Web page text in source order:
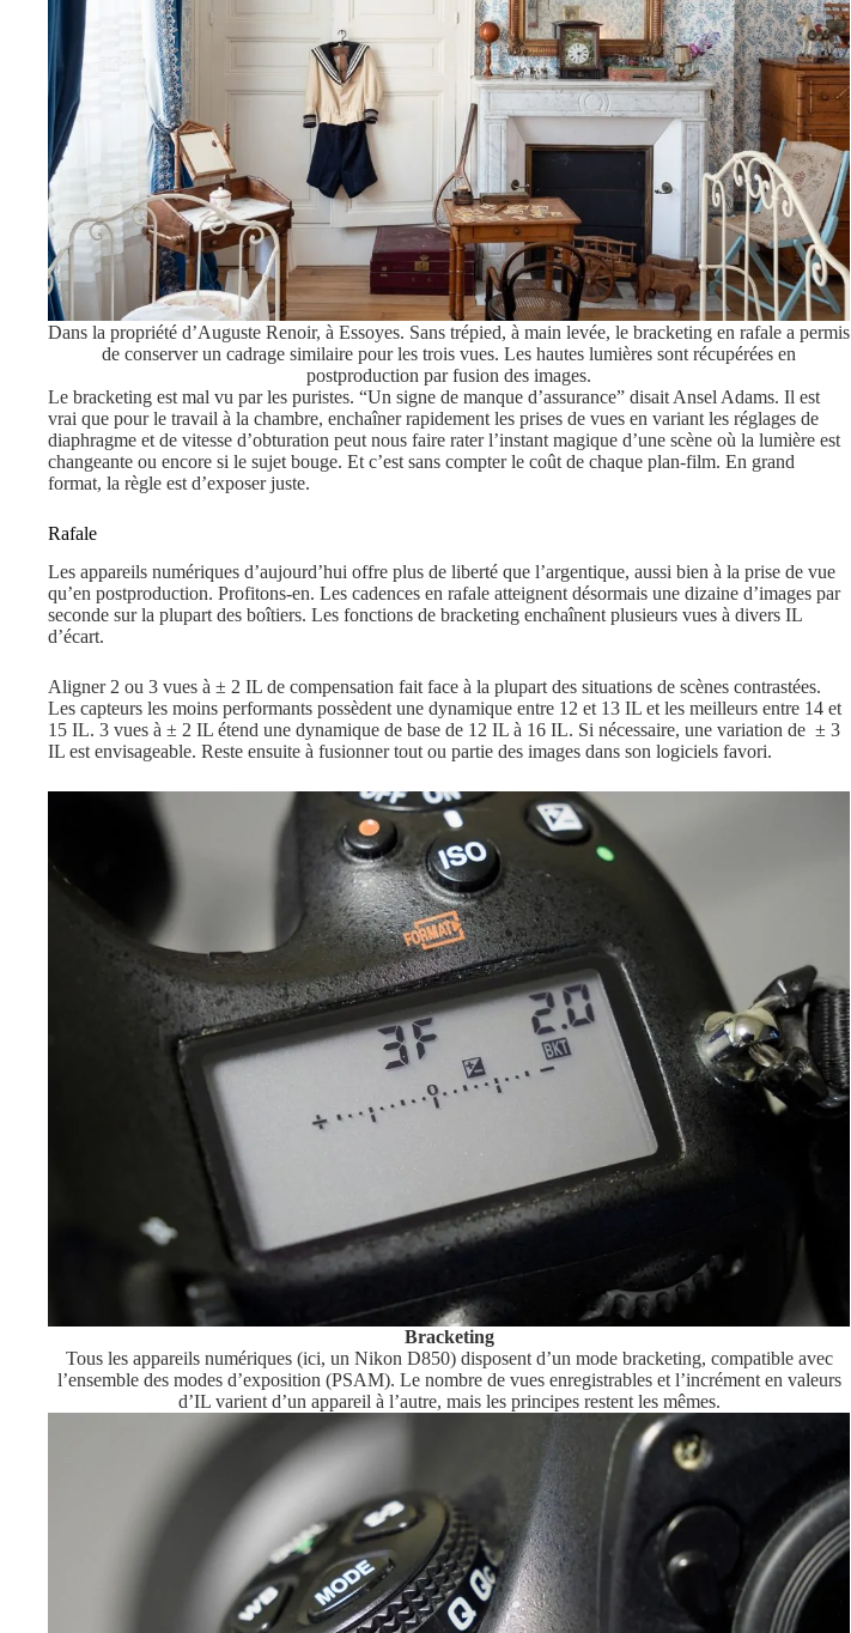
Dans la propriété d’Auguste Renoir, à Essoyes. Sans trépied, à main levée, le bracketing en rafale a permis
de conserver un cadrage similaire pour les trois vues. Les hautes lumières sont récupérées en
postproduction par fusion des images.
Le bracketing est mal vu par les puristes. “Un signe de manque d’assurance” disait Ansel Adams. Il est
vrai que pour le travail à la chambre, enchaîner rapidement les prises de vues en variant les réglages de
diaphragme et de vitesse d’obturation peut nous faire rater l’instant magique d’une scène où la lumière est
changeante ou encore si le sujet bouge. Et c’est sans compter le coût de chaque plan-film. En grand
format, la règle est d’exposer juste.
Rafale
Les appareils numériques d’aujourd’hui offre plus de liberté que l’argentique, aussi bien à la prise de vue
qu’en postproduction. Profitons-en. Les cadences en rafale atteignent désormais une dizaine d’images par
seconde sur la plupart des boîtiers. Les fonctions de bracketing enchaînent plusieurs vues à divers IL
d’écart.
Aligner 2 ou 3 vues à ± 2 IL de compensation fait face à la plupart des situations de scènes contrastées.
Les capteurs les moins performants possèdent une dynamique entre 12 et 13 IL et les meilleurs entre 14 et
15 IL. 3 vues à ± 2 IL étend une dynamique de base de 12 IL à 16 IL. Si nécessaire, une variation de ± 3
IL est envisageable. Reste ensuite à fusionner tout ou partie des images dans son logiciels favori.
Bracketing
Tous les appareils numériques (ici, un Nikon D850) disposent d’un mode bracketing, compatible avec
l’ensemble des modes d’exposition (PSAM). Le nombre de vues enregistrables et l’incrément en valeurs
d’IL varient d’un appareil à l’autre, mais les principes restent les mêmes.